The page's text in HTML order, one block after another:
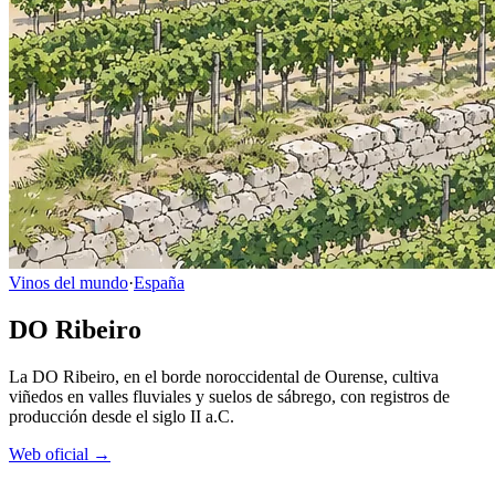
Vinos del mundo·España
DO Ribeiro
La DO Ribeiro, en el borde noroccidental de Ourense, cultiva
viñedos en valles fluviales y suelos de sábrego, con registros de
producción desde el siglo II a.C.
Web oficial →